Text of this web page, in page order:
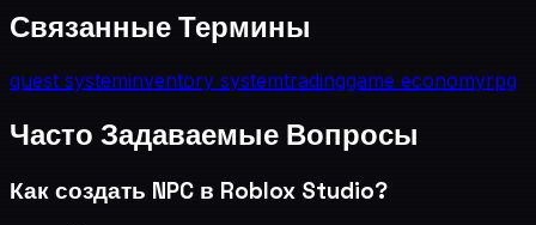
Связанные Термины
quest systeminventory systemtradinggame economyrpg
Часто Задаваемые Вопросы
Как создать NPC в Roblox Studio?